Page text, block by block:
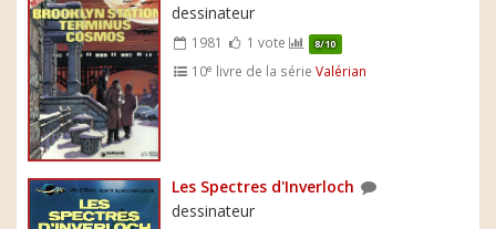
dessinateur
1981 1 vote 8/10
10e livre de la sérieValérian
Les Spectres d'Inverloch
dessinateur